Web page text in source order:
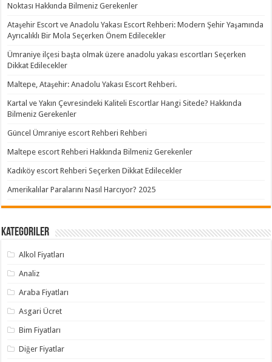
Noktası Hakkında Bilmeniz Gerekenler
Ataşehir Escort ve Anadolu Yakası Escort Rehberi: Modern Şehir Yaşamında
Ayrıcalıklı Bir Mola Seçerken Önem Edilecekler
Ümraniye ilçesi başta olmak üzere anadolu yakası escortları Seçerken
Dikkat Edilecekler
Maltepe, Ataşehir: Anadolu Yakası Escort Rehberi.
Kartal ve Yakın Çevresindeki Kaliteli Escortlar Hangi Sitede? Hakkında
Bilmeniz Gerekenler
Güncel Ümraniye escort Rehberi Rehberi
Maltepe escort Rehberi Hakkında Bilmeniz Gerekenler
Kadıköy escort Rehberi Seçerken Dikkat Edilecekler
Amerikalılar Paralarını Nasıl Harcıyor? 2025
Kategoriler
Alkol Fiyatları
Analiz
Araba Fiyatları
Asgari Ücret
Bim Fiyatları
Diğer Fiyatlar